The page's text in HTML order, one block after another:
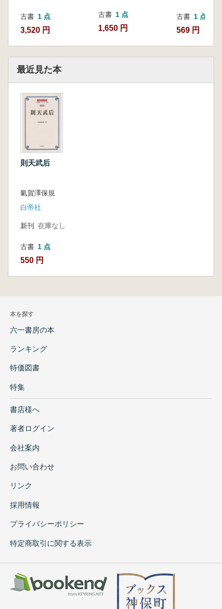
古書 1 点
3,520 円
古書 1 点
1,650 円
古書 1 点
569 円
最近見た本
則天武后
氣賀澤保規
白帝社
新刊 在庫なし
古書 1 点
550 円
本を探す
六一書房の本
ランキング
特価図書
特集
書店様へ
著者ログイン
会社案内
お問い合わせ
リンク
採用情報
プライバシーポリシー
特定商取引に関する表示